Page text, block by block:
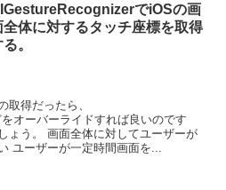
でiOSの画
全体に対するタッチ座標を取得
。
取得だったら、
オーバーライドすれば良いのです
ょう。 画面全体に対してユーザーが
ユーザーが一定時間画面を...